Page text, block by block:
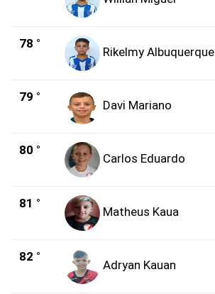
78 °
Rikelmy Albuquerque
79 °
Davi Mariano
80 °
Carlos Eduardo
81 °
Matheus Kaua
82 °
Adryan Kauan